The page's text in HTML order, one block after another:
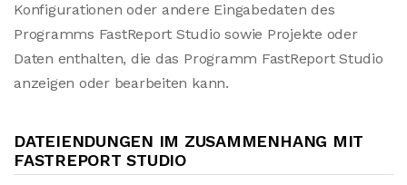
Konfigurationen oder andere Eingabedaten des
Programms FastReport Studio sowie Projekte oder
Daten enthalten, die das Programm FastReport Studio
anzeigen oder bearbeiten kann.
DATEIENDUNGEN IM ZUSAMMENHANG MIT
FASTREPORT STUDIO